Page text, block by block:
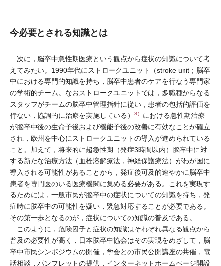
今必要とされる知識とは
次に，脳卒中急性期医療という観点から症状の知識について考
えてみたい。1990年代にストロークユニット（stroke unit；脳卒
中における専門的知識を持ち，脳卒中患者のケアを行なう専門家
の学術的チーム。なおストロークユニットでは，多職種からなる
スタッフがチームの脳卒中管理指針に従い，患者の包括的評価を
行ない，協調的に治療を実施している）
3） における急性期治療
が脳卒中後の生命予後および機能予後の改善に有効なことが確立
され，欧州を中心にストロークユニットの導入が進められている
こと。加えて，将来的に超急性期（発症3時間以内）脳卒中に対
する新たな治療方法（血栓溶解療法，神経保護療法）がわが国に
導入される可能性があることから，発症後可及的速やかに脳卒中
患者を専門医のいる医療機関に集める必要がある。これを実現す
るためには，一般市民が脳卒中の症状についての知識を持ち，発
症時に脳卒中の可能性を疑い，緊急対応することが必要である。
その第一歩となるのが，症状についての知識の普及である。
このように，危険因子と症状の知識はそれぞれ異なる観点から
普及の必要性が高く，日本脳卒中協会はその実現をめざして，脳
卒中市民シンポジウムの開催，学会との市民公開講座の共催，電
話相談，パンフレットの提供，インターネットホームページ開設